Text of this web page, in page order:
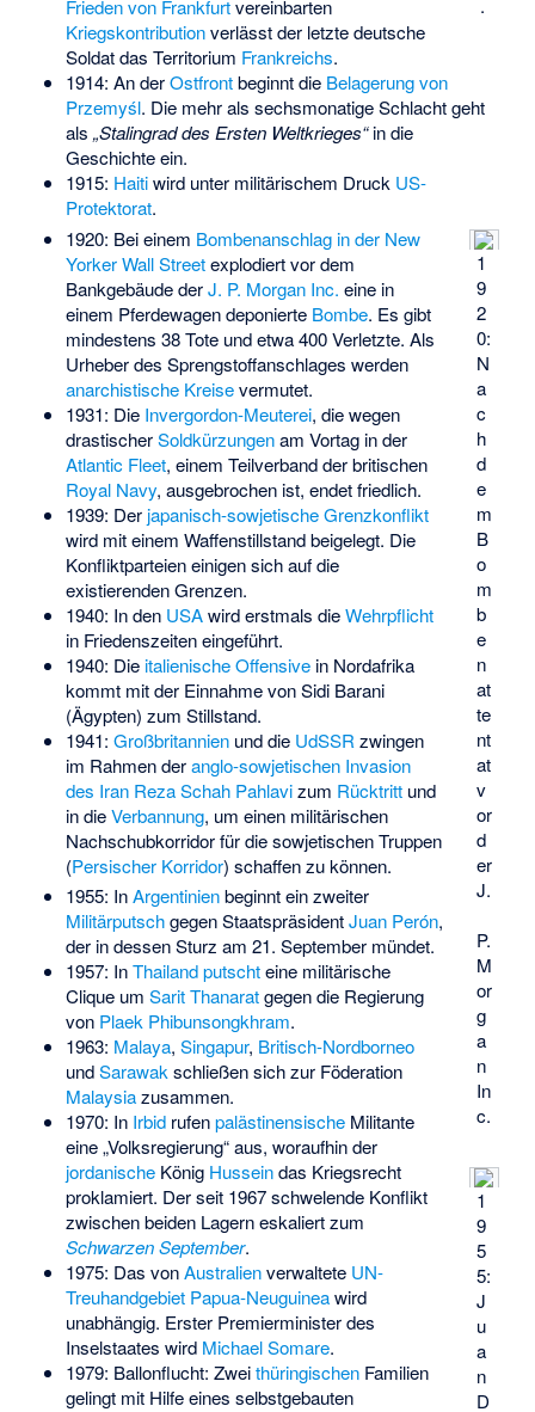
.
Frieden von Frankfurtvereinbarten
Kriegskontributionverlässt der letzte deutsche
Soldat das Territorium Frankreichs.
1914: An derOstfrontbeginnt die Belagerung von
Przemyśl. Die mehr als sechsmonatige Schlacht geht
als „Stalingrad des Ersten Weltkrieges“in die
Geschichte ein.
1915: Haitiwird unter militärischem Druck US-
Protektorat.
1
9
2
0:
N
a
c
h
d
e
m
B
o
m
b
e
n
at
te
nt
at
v
or
d
er
J.
P.
M
or
g
a
n
In
c.
1920: Bei einem Bombenanschlag in der New
Yorker Wall Streetexplodiert vor dem
Bankgebäude derJ. P. Morgan Inc. eine in
einem Pferdewagen deponierte Bombe. Es gibt
mindestens 38 Tote und etwa 400 Verletzte. Als
Urheber des Sprengstoffanschlages werden
anarchistische Kreisevermutet.
1931: Die Invergordon-Meuterei, die wegen
drastischerSoldkürzungenam Vortag in der
Atlantic Fleet, einem Teilverband der britischen
Royal Navy, ausgebrochen ist, endet friedlich.
1939: Der japanisch-sowjetische Grenzkonflikt
wird mit einem Waffenstillstand beigelegt. Die
Konfliktparteien einigen sich auf die
existierenden Grenzen.
1940: In den USAwird erstmals dieWehrpflicht
in Friedenszeiten eingeführt.
1940: Die italienische Offensivein Nordafrika
kommt mit der Einnahme von Sidi Barani
(Ägypten) zum Stillstand.
1941: Großbritannienund die UdSSR zwingen
im Rahmen deranglo-sowjetischen Invasion
des Iran Reza Schah Pahlavizum Rücktrittund
in dieVerbannung, um einen militärischen
Nachschubkorridor für die sowjetischen Truppen
(Persischer Korridor) schaffen zu können.
1
9
5
5:
J
u
a
n
D
1955: InArgentinienbeginnt ein zweiter
Militärputschgegen StaatspräsidentJuan Perón,
der in dessen Sturz am 21. September mündet.
1957: InThailand putschteine militärische
Clique um Sarit Thanaratgegen die Regierung
von Plaek Phibunsongkhram.
1963: Malaya, Singapur, Britisch-Nordborneo
undSarawakschließen sich zur Föderation
Malaysiazusammen.
1970: In IrbidrufenpalästinensischeMilitante
eine „Volksregierung“ aus, woraufhin der
jordanischeKönig Husseindas Kriegsrecht
proklamiert. Der seit 1967 schwelende Konflikt
zwischen beiden Lagern eskaliert zum
Schwarzen September.
1975: Das vonAustralienverwaltete UN-
Treuhandgebiet Papua-Neuguineawird
unabhängig. Erster Premierminister des
Inselstaates wird Michael Somare.
1979: Ballonflucht: ZweithüringischenFamilien
gelingt mit Hilfe eines selbstgebauten